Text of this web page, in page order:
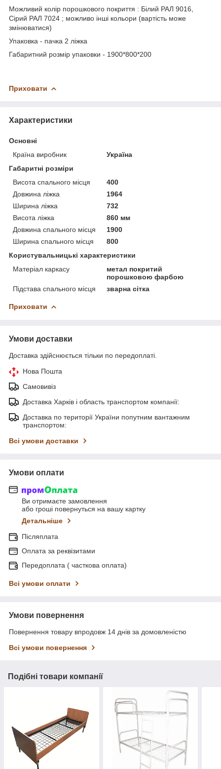
Можливий колір порошкового покриття : Білий РАЛ 9016,
Сірий РАЛ 7024 ; можливо інші кольори (вартість може
змінюватися)
Упаковка - пачка 2 ліжка
Габаритний розмір упаковки - 1900*800*200
Приховати
Характеристики
Основні
Країна виробник
Україна
Габаритні розміри
Висота спального місця
400
Довжина ліжка
1964
Ширина ліжка
732
Висота ліжка
860 мм
Довжина спального місця
1900
Ширина спального місця
800
Користувальницькі характеристики
Матеріал каркасу
метал покритий
порошковою фарбою
Підстава спального місця
зварна сітка
Приховати
Умови доставки
Доставка здійснюється тільки по передоплаті.
Нова Пошта
Самовивіз
Доставка Харків і область транспортом компанії:
Доставка по території України попутним вантажним
транспортом:
Всі умови доставки
Умови оплати
Ви отримаєте замовлення
або гроші повернуться на вашу картку
Детальніше
Післяплата
Оплата за реквізитами
Передоплата ( часткова оплата)
Всі умови оплати
Умови повернення
Повернення товару впродовж 14 днів за домовленістю
Всі умови повернення
Подібні товари компанії